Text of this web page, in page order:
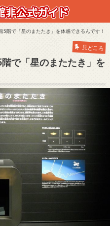
5階で「星のまたたき」を体感できるんです！
見どころ
で「星のまたたき」を